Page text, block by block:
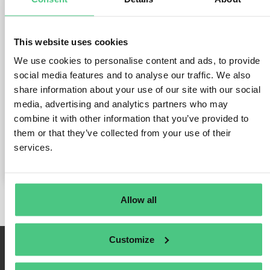
This website uses cookies
We use cookies to personalise content and ads, to provide
social media features and to analyse our traffic. We also
share information about your use of our site with our social
media, advertising and analytics partners who may
combine it with other information that you’ve provided to
them or that they’ve collected from your use of their
services.
Allow all
Customize
mittelständische Unternehmen -
Die Heimbach-Gruppe
Veröffentlicht Oktober 1, 2024 von
osapiens | Gastgeber @ osapiens
Stefan Körfer, Head of Compliance & Sustainability
Management bei der Heimbach-Gruppe, spricht im Interview
mit osapiens über Herausforderungen,
Entscheidungsprozesse und Lösungen im Zusammenhang
mit dem Supply Chain Due Diligence Gesetz.